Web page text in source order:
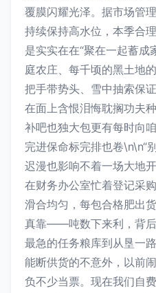
覆膜闪耀光泽。据市场管
持续保持高水位，本季合
是实实在在“聚在一起蓄成
庭农庄、每千顷的黑土地
把手带势头、雪中抽索保
在面上含恨泪悔耽搁功夫
补吧也独大包更有每时向
完进保命标完排也卷\n\n“
迟漫也影响不着一场大地
在财务办公室忙着登记采
滑合均匀，每包合格肥出
真靠——吨数下来利，背后
最急的任务粮库到从垦一
能断供货的不意外，以前
负不少当票。现在我们自